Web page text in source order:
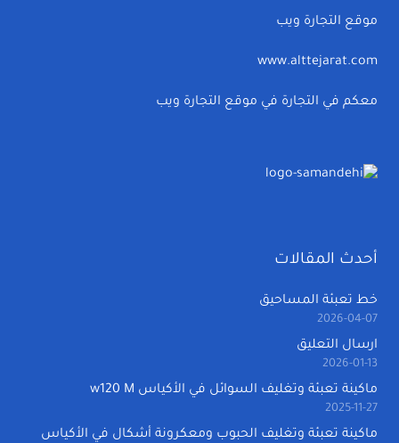
موقع التجارة ويب
www.alttejarat.com
معكم في التجارة في موقع التجارة ويب
أحدث المقالات
خط تعبئة المساحيق
2026-04-07
ارسال التعليق
2026-01-13
ماكينة تعبئة وتغليف السوائل في الأكياس w120 M
2025-11-27
ماكينة تعبئة وتغليف الحبوب ومعكرونة أشكال في الأكياس